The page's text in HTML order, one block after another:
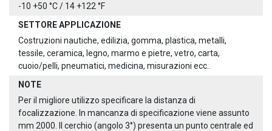
-10 +50 °C / 14 +122 °F
SETTORE APPLICAZIONE
Costruzioni nautiche, edilizia, gomma, plastica, metalli,
tessile, ceramica, legno, marmo e pietre, vetro, carta,
cuoio/pelli, pneumatici, medicina, misurazioni ecc..
NOTE
Per il migliore utilizzo specificare la distanza di
focalizzazione. In mancanza di specificazione viene assunto
mm 2000. Il cerchio (angolo 3°) presenta un punto centrale ed